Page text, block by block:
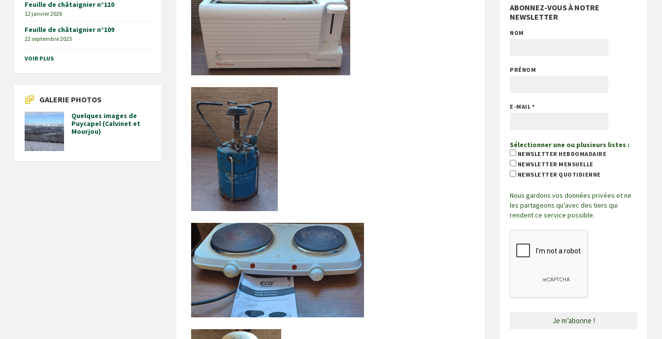
Feuille de châtaignier n°110
12 janvier 2026
Feuille de châtaignier n°109
22 septembre 2025
VOIR PLUS
GALERIE PHOTOS
Quelques images de
Puycapel (Calvinet et
Mourjou)
ABONNEZ-VOUS À NOTRE
NEWSLETTER
NOM
PRÉNOM
E-MAIL *
Sélectionner une ou plusieurs listes :
NEWSLETTER HEBDOMADAIRE
NEWSLETTER MENSUELLE
NEWSLETTER QUOTIDIENNE
Nous gardons vos données privées et ne
les partageons qu'avec des tiers qui
rendent ce service possible.